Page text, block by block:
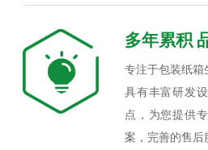
多年累积
专注于包装纸箱
具有丰富研发
点，为您提供
案，完善的售后